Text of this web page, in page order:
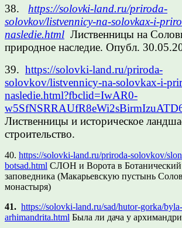
38. https://solovki-land.ru/priroda-
solovkov/listvennicy-na-solovkax-i-
nasledie.html Лиственницы на
природное наследие. Опубл.
39. https://solovki-land.ru/priroda-
solovkov/listvennicy-na-solovkax-i-
nasledie.html?fbclid=IwAR0-
Лиственницы и историческое
строительство.
40. https://solovki-land.ru/priroda-solovkov/
botsad.html СЛОН и Ворота в Ботанический
заповедника (Макарьевскую пустынь
монастыря)
41. https://solovki-land.ru/sad/hutor-gorka/
arhimandrita.html Была ли дача у